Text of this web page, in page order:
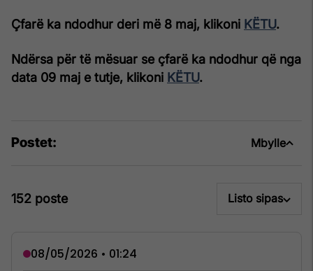
Çfarë ka ndodhur deri më 8 maj, klikoni KËTU.
Ndërsa për të mësuar se çfarë ka ndodhur që nga
data 09 maj e tutje, klikoni KËTU.
Postet: Mbylle
152 poste Listo sipas
08/05/2026 • 01:24